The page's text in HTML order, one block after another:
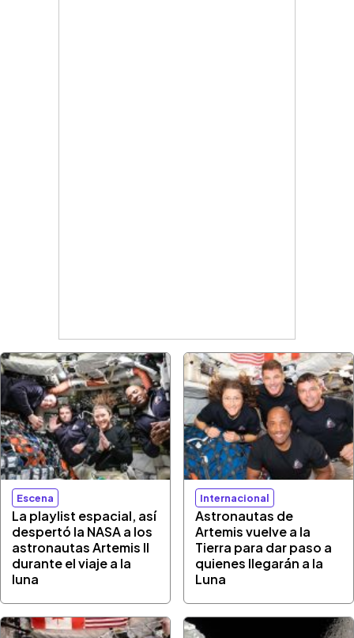
Escena
La playlist espacial, así
despertó la NASA a los
astronautas Artemis II
durante el viaje a la
luna
Internacional
Astronautas de
Artemis vuelve a la
Tierra para dar paso a
quienes llegarán a la
Luna